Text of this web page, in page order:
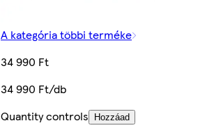
A kategória többi terméke
34 990 Ft
34 990 Ft/db
Quantity controls
Hozzáad